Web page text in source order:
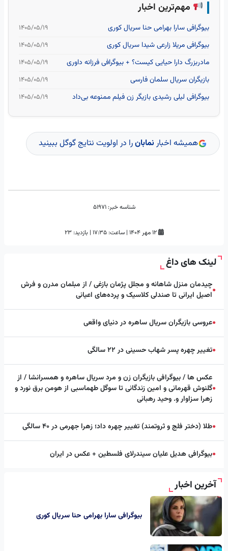
مهم‌ترین اخبار
بیوگرافی سارا بهرامی حنا سریال کوری ۱۴۰۵/۰۵/۱۹
بیوگرافی مریلا زارعی شیدا سریال کوری ۱۴۰۵/۰۵/۱۹
مادربزرگ دارا حیایی کیست؟ + بیوگرافی فرزانه داوری ۱۴۰۵/۰۵/۱۹
بازیگران سریال سلمان فارسی ۱۴۰۵/۰۵/۱۹
بیوگرافی لیلی رشیدی بازیگر زن فیلم ممنوعه بی‌داد ۱۴۰۵/۰۵/۱۹
همیشه اخبار نمابانرا در اولویت نتایج گوگل ببینید
شناسه خبر: 51971
۱۲ مهر ۱۴۰۴ | ساعت: ۱۷:۳۵ | بازدید: 23
لینک های داغ
●چیدمان منزل شاهانه و مجلل پژمان بازغی / از مبلمان مدرن و فرش
اصیل ایرانی تا صندلی کلاسیک و پرده‌های اعیانی
●عروسی بازیگران سریال ساهره در دنیای واقعی
●تغییر چهره پسر شهاب حسینی در ۲۲ سالگی
●
عکس ها / بیوگرافی بازیگران زن و مرد سریال ساهره و همسرانشا / از
گلنوش قهرمانی و امین زندگانی تا سوگل طهماسبی از هومن برق نورد و
زهرا سزاوار و. وحید رهبانی
●طلا (دختر فلج و ثروتمند) تغییر چهره داد؛ زهرا جهرمی در ۴۰ سالگی
●بیوگرافی هدیل علیان سیندرلای فلسطین + عکس در ایران
آخرین اخبار
بیوگرافی سارا بهرامی حنا سریال کوری